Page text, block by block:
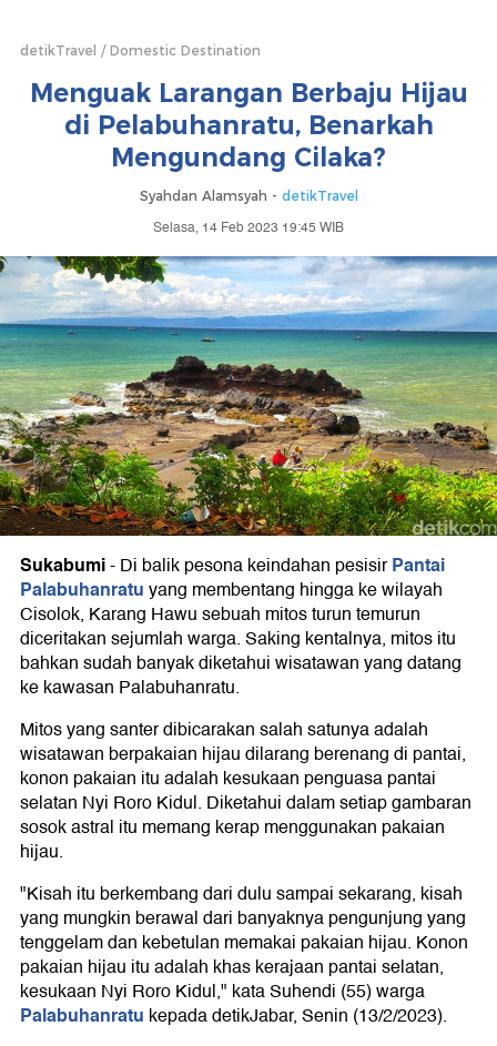
detikTravel Domestic Destination
Menguak Larangan Berbaju Hijau
di Pelabuhanratu, Benarkah
Mengundang Cilaka?
Syahdan Alamsyah - detikTravel
Selasa, 14 Feb 2023 19:45 WIB
Sukabumi-Di balik pesona keindahan pesisirPantai
Palabuhanratuyang membentang hingga ke wilayah
Cisolok, Karang Hawu sebuah mitos turun temurun
diceritakan sejumlah warga. Saking kentalnya, mitos itu
bahkan sudah banyak diketahui wisatawan yang datang
ke kawasan Palabuhanratu.
Mitos yang santer dibicarakan salah satunya adalah
wisatawan berpakaian hijau dilarang berenang di pantai,
konon pakaian itu adalah kesukaan penguasa pantai
selatan Nyi Roro Kidul. Diketahui dalam setiap gambaran
sosok astral itu memang kerap menggunakan pakaian
hijau.
"Kisah itu berkembang dari dulu sampai sekarang, kisah
yang mungkin berawal dari banyaknya pengunjung yang
tenggelam dan kebetulan memakai pakaian hijau. Konon
pakaian hijau itu adalah khas kerajaan pantai selatan,
kesukaan Nyi Roro Kidul," kata Suhendi (55) warga
Palabuhanratu kepada detikJabar, Senin (13/2/2023).